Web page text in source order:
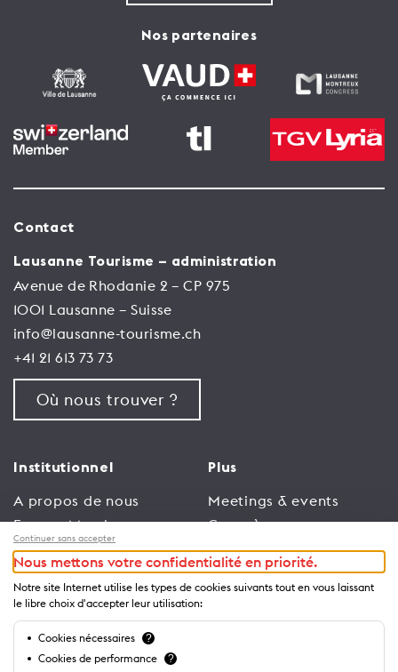
Nos partenaires
Contact
Lausanne Tourisme – administration
Avenue de Rhodanie 2 – CP 975
1001 Lausanne – Suisse
info@lausanne-tourisme.ch
+41 21 613 73 73
Où nous trouver ?
Institutionnel
A propos de nous
Espace Membres
Emploi
Conditions générales
d’utilisation
Politique de
confidentialité
Plus
Meetings & events
Congrès
Trade
Espace Médias
Annonceurs
Brochures et guides
Continuer sans accepter
Nous mettons votre confidentialité en priorité.
Notre site Internet utilise les types de cookies suivants tout en vous laissant
le libre choix d'accepter leur utilisation:
Cookies nécessaires ?
Cookies de performance ?